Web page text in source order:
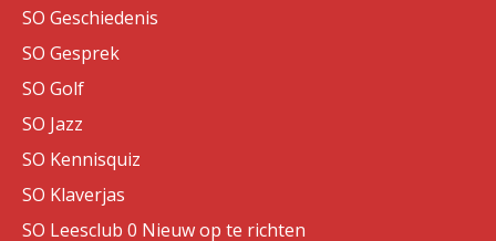
SO Geschiedenis
SO Gesprek
SO Golf
SO Jazz
SO Kennisquiz
SO Klaverjas
SO Leesclub 0 Nieuw op te richten